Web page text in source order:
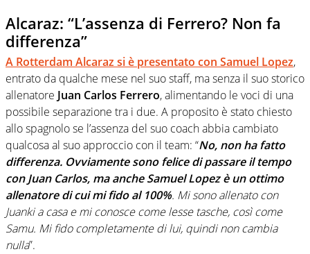
Alcaraz: “L’assenza di Ferrero? Non fa
differenza”
A Rotterdam Alcaraz si è presentato con Samuel Lopez,
entrato da qualche mese nel suo staff, ma senza il suo storico
allenatore Juan Carlos Ferrero, alimentando le voci di una
possibile separazione tra i due. A proposito è stato chiesto
allo spagnolo se l’assenza del suo coach abbia cambiato
qualcosa al suo approccio con il team: “No, non ha fatto
differenza. Ovviamente sono felice di passare il tempo
con Juan Carlos, ma anche Samuel Lopez è un ottimo
allenatore di cui mi fido al 100%. Mi sono allenato con
Juanki a casa e mi conosce come lesse tasche, così come
Samu. Mi fido completamente di lui, quindi non cambia
nulla”.